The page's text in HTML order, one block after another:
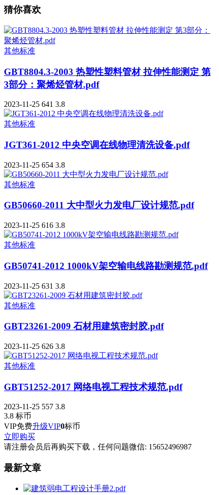
猜你喜欢
其他标准
GBT8804.3-2003 热塑性塑料管材 拉伸性能测定 第
3部分：聚烯烃管材.pdf
2023-11-25 641 3.8
其他标准
JGT361-2012 中央空调在线物理清洗设备.pdf
2023-11-25 654 3.8
其他标准
GB50660-2011 大中型火力发电厂设计规范.pdf
2023-11-25 616 3.8
其他标准
GB50741-2012 1000kV架空输电线路勘测规范.pdf
2023-11-25 631 3.8
其他标准
GBT23261-2009 石材用建筑密封胶.pdf
2023-11-25 626 3.8
其他标准
GBT51252-2017 网络电视工程技术规范.pdf
2023-11-25 557 3.8
3.8 标币
VIP免费升级VIP0标币
立即购买
请注册会员后再购买下载，任何问题微信: 15652496987
最新文章